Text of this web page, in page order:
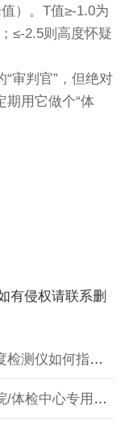
）。T值≥-1.0为
≤-2.5则高度怀疑
审判官”，但绝对
期用它做个“体
有侵权请联系删
上一篇：健身与补钙之前，超声骨密度检测仪如何指导科学运动？
下一篇：山东国康超声波骨密度仪医院/体检中心专用精准度高操作便捷